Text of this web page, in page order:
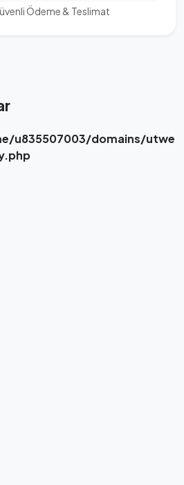
Ödeme & Teslimat
u835507003/domains/